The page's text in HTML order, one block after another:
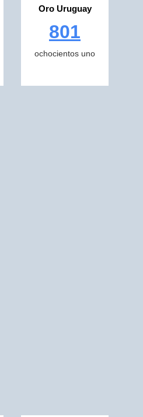
Oro Uruguay
801
ochocientos uno